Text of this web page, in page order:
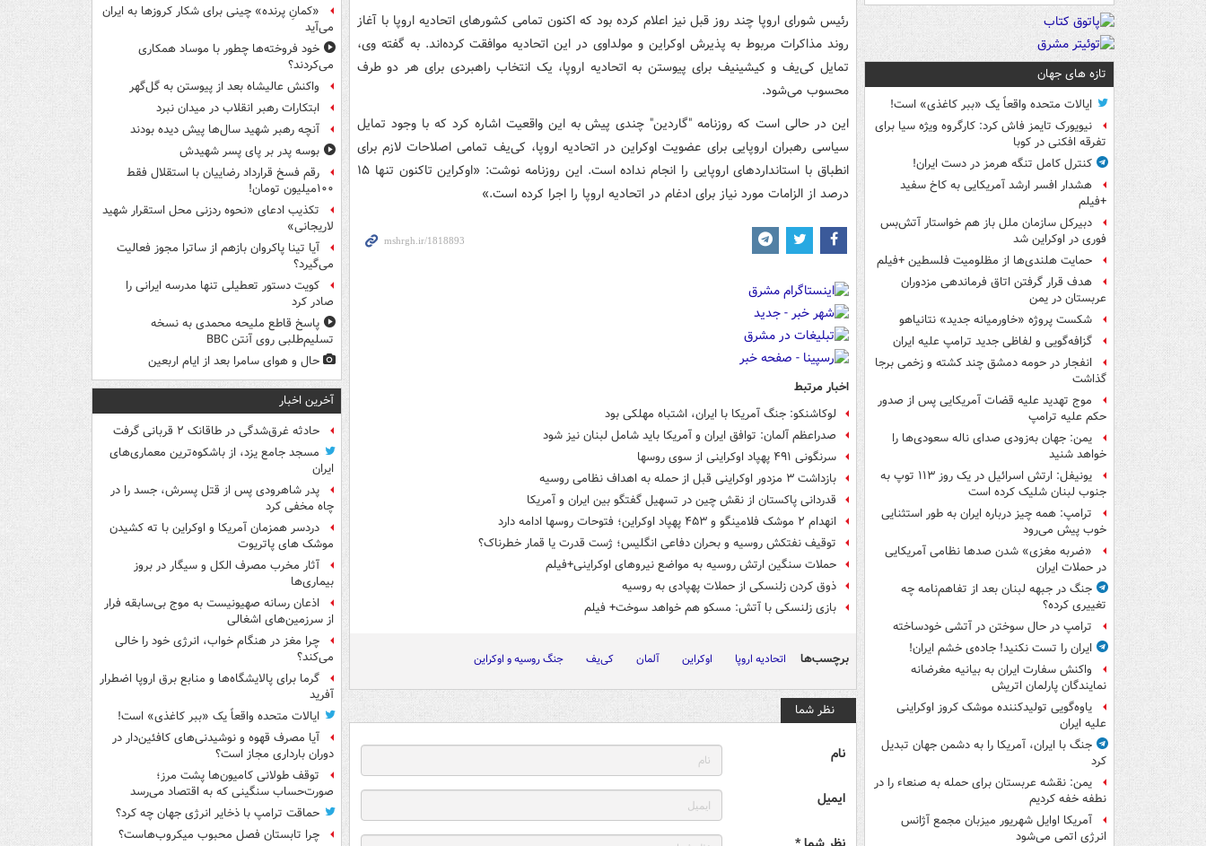
تازه های جهان
ایالات متحده واقعاً یک «ببر کاغذی» است!
نیویورک تایمز فاش کرد: کارگروه ویژه سیا برای
تفرقه افکنی در کوبا
کنترل کامل تنگه هرمز در دست ایران!
هشدار افسر ارشد آمریکایی به کاخ سفید
+فیلم
دبیرکل سازمان ملل باز هم خواستار آتش‌بس
فوری در اوکراین شد
حمایت هلندی‌ها از مظلومیت فلسطین +فیلم
هدف قرار گرفتن اتاق‌ فرماندهی مزدوران
عربستان در یمن
شکست پروژه «خاورمیانه جدید» نتانیاهو
گزافه‌گویی و لفاظی جدید ترامپ علیه ایران
انفجار در حومه دمشق چند کشته و زخمی برجا
گذاشت
موج تهدید علیه قضات آمریکایی پس از صدور
حکم علیه ترامپ
یمن: جهان به‌زودی صدای ناله سعودی‌ها را
خواهد شنید
یونیفل: ارتش اسرائیل در یک روز ۱۱۳ توپ به
جنوب لبنان شلیک کرده است
ترامپ: همه چیز درباره ایران به طور استثنایی
خوب پیش می‌رود
«ضربه مغزی» شدن صدها نظامی آمریکایی
در حملات ایران
جنگ در جبهه لبنان بعد از تفاهم‌نامه چه
تغییری کرده؟
ترامپ در حال سوختن در آتشی خودساخته
ایران را تست نکنید! جاده‌ی خشم ایران!
واکنش سفارت ایران به بیانیه مغرضانه
نمایندگان پارلمان اتریش
یاوه‌گویی تولیدکننده موشک کروز اوکراینی
علیه ایران
جنگ با ایران، آمریکا را به دشمن جهان تبدیل
کرد
یمن: نقشه عربستان برای حمله به صنعاء را در
نطفه خفه کردیم
آمریکا اوایل شهریور میزبان مجمع آژانس
انرژی اتمی می‌شود
رئیس شورای اروپا چند روز قبل نیز اعلام کرده بود که اکنون تمامی کشورهای اتحادیه اروپا با آغاز
روند مذاکرات مربوط به پذیرش اوکراین و مولداوی در این اتحادیه موافقت کرده‌اند. به گفته وی،
تمایل کی‌یف و کیشینیف برای پیوستن به اتحادیه اروپا، یک انتخاب راهبردی برای هر دو طرف
محسوب می‌شود.
این در حالی است که روزنامه "گاردین" چندی پیش به این واقعیت اشاره کرد که با وجود تمایل
سیاسی رهبران اروپایی برای عضویت اوکراین در اتحادیه اروپا، کی‌یف تمامی اصلاحات لازم برای
انطباق با استانداردهای اروپایی را انجام نداده است. این روزنامه نوشت: «اوکراین تاکنون تنها ۱۵
درصد از الزامات مورد نیاز برای ادغام در اتحادیه اروپا را اجرا کرده است.»
اخبار مرتبط
لوکاشنکو: جنگ آمریکا با ایران، اشتباه مهلکی بود
صدراعظم آلمان: توافق ایران و آمریکا باید شامل لبنان نیز شود
سرنگونی ۴۹۱ پهپاد اوکراینی از سوی روسها
بازداشت ۳ مزدور اوکراینی قبل از حمله به اهداف نظامی روسیه
قدردانی پاکستان از نقش چین در تسهیل گفتگو بین ایران و آمریکا
انهدام ۲ موشک فلامینگو و ۴۵۳ پهپاد اوکراین؛ فتوحات روسها ادامه دارد
توقیف نفتکش روسیه و بحران دفاعی انگلیس؛ ژست قدرت یا قمار خطرناک؟
حملات سنگین ارتش روسیه به مواضع نیروهای اوکراینی+فیلم
ذوق‌ کردن زلنسکی از حملات پهپادی به روسیه
بازی زلنسکی با آتش: مسکو هم خواهد سوخت+ فیلم
برچسب‌ها اتحادیه اروپا اوکراین آلمان کی‌یف جنگ روسیه و اوکراین
نظر شما
نام
ایمیل
«کمانِ پرنده» چینی برای شکار کروزها به ایران
می‌آید
خود فروخته‌ها چطور با موساد همکاری
می‌کردند؟
واکنش عالیشاه بعد از پیوستن به گل‌گهر
ابتکارات رهبر انقلاب در میدان نبرد
آنچه رهبر شهید سال‌ها پیش دیده بودند
بوسه‌ پدر بر پای پسر شهیدش
رقم فسخ قرارداد رضاییان با استقلال فقط
۱۰۰میلیون تومان!
تکذیب ادعای «نحوه ردزنی محل استقرار شهید
لاریجانی»
آیا تینا پاکروان بازهم از ساترا مجوز فعالیت
می‌گیرد؟
کویت دستور تعطیلی تنها مدرسه ایرانی را
صادر کرد
پاسخ قاطع ملیحه محمدی به نسخه
تسلیم‌طلبی روی آنتن BBC
حال و هوای سامرا بعد از ایام اربعین
آخرین اخبار
حادثه غرق‌شدگی در طاقانک ۲ قربانی گرفت
مسجد جامع یزد، از باشکوه‌ترین معماری‌های
ایران
پدر شاهرودی پس از قتل پسرش، جسد را در
چاه مخفی کرد
دردسر همزمان آمریکا و اوکراین با ته کشیدن
موشک های پاتریوت
آثار مخرب مصرف الکل و سیگار در بروز
بیماری‌ها
اذعان رسانه صهیونیست به موج بی‌سابقه فرار
از سرزمین‌های اشغالی
چرا مغز در هنگام خواب، انرژی خود را خالی
می‌کند؟
گرما برای پالایشگاه‌ها و منابع برق اروپا اضطرار
آفرید
ایالات متحده واقعاً یک «ببر کاغذی» است!
آیا مصرف قهوه و نوشیدنی‌های کافئین‌دار در
دوران بارداری مجاز است؟
توقف طولانی کامیون‌ها پشت مرز؛
صورت‌حساب سنگینی که به اقتصاد می‌رسد
حماقت ترامپ با ذخایر انرژی جهان چه کرد؟
چرا تابستان فصل محبوب میکروب‌هاست؟